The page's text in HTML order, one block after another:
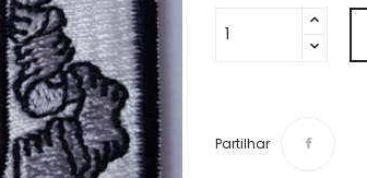
Partilhar